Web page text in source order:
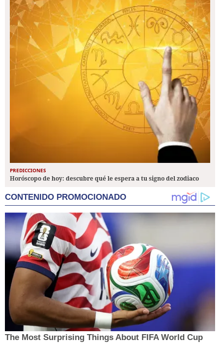
PREDICCIONES
Horóscopo de hoy: descubre qué le espera a tu signo del zodiaco
CONTENIDO PROMOCIONADO
The Most Surprising Things About FIFA World Cup